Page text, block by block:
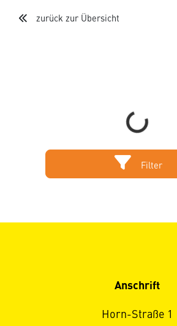
zurück zur Übersicht
Loading...
Filter
Anschrift
Horn-Straße 1